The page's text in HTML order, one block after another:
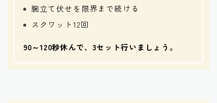
腕立て伏せを限界まで続ける
スクワット12回
90～120秒休んで、3セット行いましょう。